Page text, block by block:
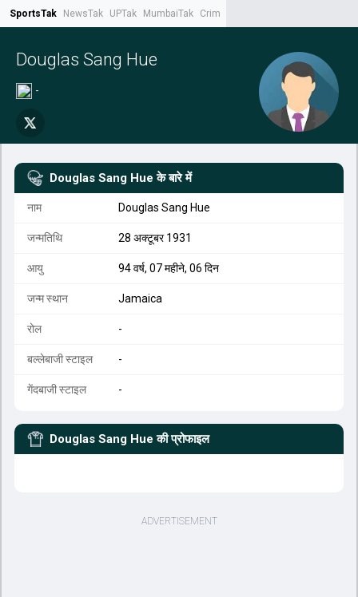
SportsTak NewsTak UPTak MumbaiTak CrimeTak
Douglas Sang Hue
-
Douglas Sang Hue के बारे में
नाम Douglas Sang Hue
जन्मतिथि 28 अक्टूबर 1931
आयु 94 वर्ष, 07 महीने, 06 दिन
जन्म स्थान Jamaica
रोल -
बल्लेबाजी स्टाइल -
गेंदबाजी स्टाइल -
Douglas Sang Hue की प्रोफाइल